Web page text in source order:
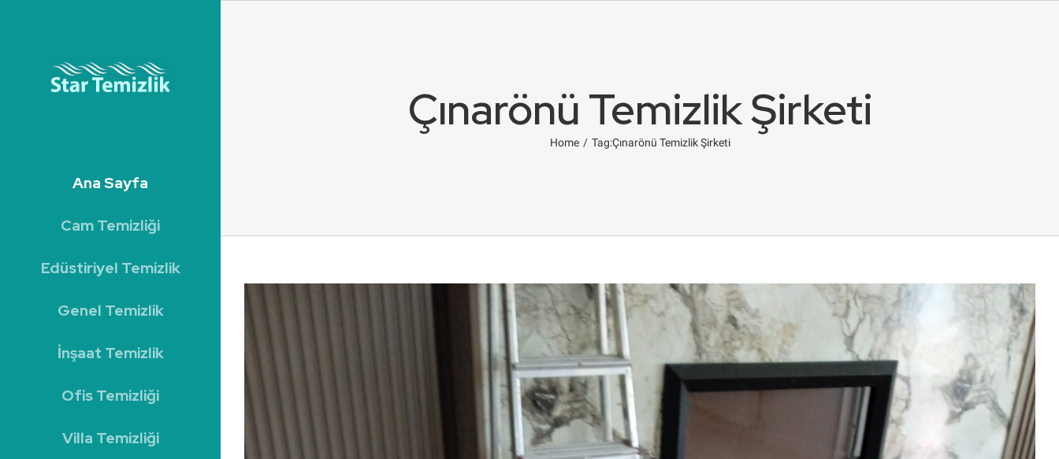
Ana Sayfa
Cam Temizliği
Edüstiriyel Temizlik
Genel Temizlik
İnşaat Temizlik
Ofis Temizliği
Villa Temizliği
Çınarönü Temizlik Şirketi
Home / Tag:Çınarönü Temizlik Şirketi